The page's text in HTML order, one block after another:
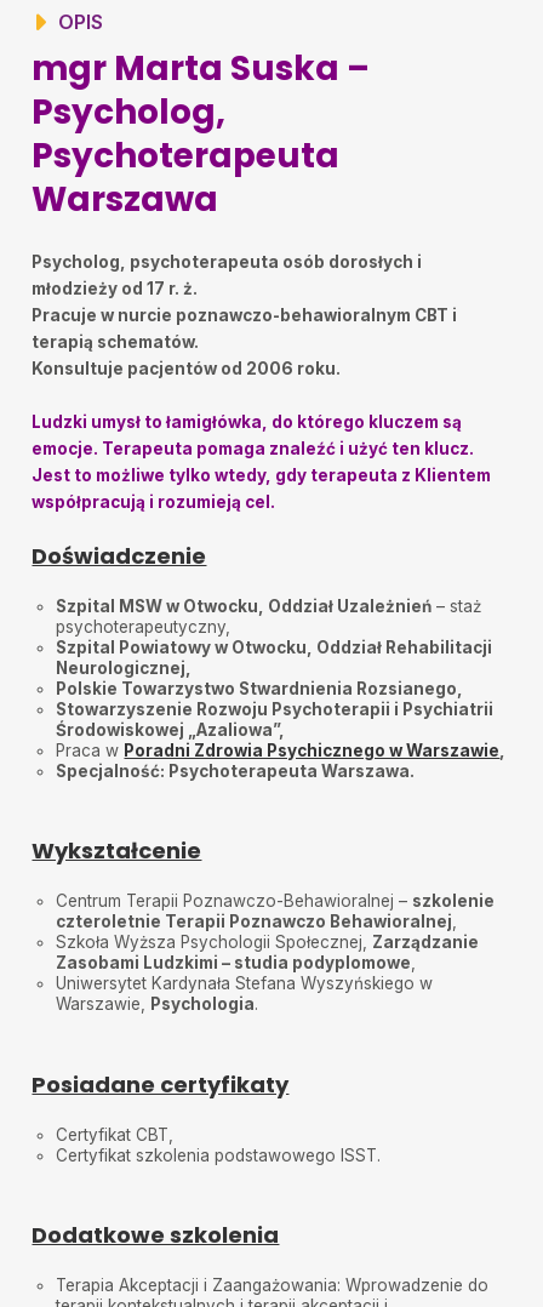
OPIS
mgr Marta Suska –
Psycholog,
Psychoterapeuta
Warszawa
Psycholog, psychoterapeuta osób dorosłych i
młodzieży od 17 r. ż.
Pracuje w nurcie poznawczo-behawioralnym CBT i
terapią schematów.
Konsultuje pacjentów od 2006 roku.
Ludzki umysł to łamigłówka, do którego kluczem są
emocje. Terapeuta pomaga znaleźć i użyć ten klucz.
Jest to możliwe tylko wtedy, gdy terapeuta z Klientem
współpracują i rozumieją cel.
Doświadczenie
Szpital MSW w Otwocku, Oddział Uzależnień – staż
psychoterapeutyczny,
Szpital Powiatowy w Otwocku, Oddział Rehabilitacji
Neurologicznej,
Polskie Towarzystwo Stwardnienia Rozsianego,
Stowarzyszenie Rozwoju Psychoterapii i Psychiatrii
Środowiskowej „Azaliowa”,
Praca w Poradni Zdrowia Psychicznego w Warszawie
Specjalność: PsychoterapeutaWarszawa.
Wykształcenie
Centrum Terapii Poznawczo-Behawioralnej – szkolenie
czteroletnie Terapii Poznawczo Behawioralnej
Szkoła Wyższa Psychologii Społecznej, Zarządzanie
Zasobami Ludzkimi – studia podyplomowe
Uniwersytet Kardynała Stefana Wyszyńskiego w
Warszawie,
Psychologia.
Posiadane certyfikaty
Certyfikat CBT,
Certyfikat szkolenia podstawowego ISST.
Dodatkowe szkolenia
Terapia Akceptacji i Zaangażowania: Wprowadzenie do